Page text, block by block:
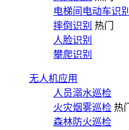
电梯间电动车识别
摔倒识别 热门
人脸识别
攀爬识别
无人机应用
人员溺水巡检
火灾烟雾巡检 热门
森林防火巡检